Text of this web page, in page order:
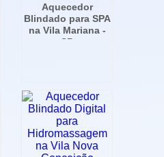
Aquecedor
Blindado para SPA
na Vila Mariana -
SP